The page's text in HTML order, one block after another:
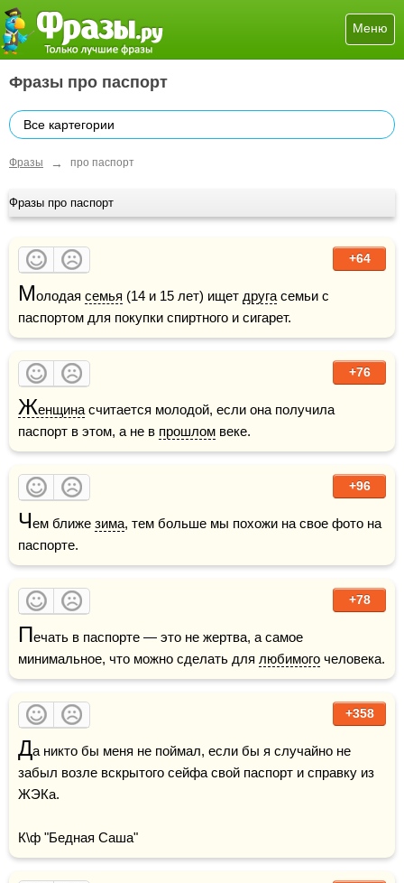
Меню
Фразы про паспорт
Все картегории
Фразы → про паспорт
Фразы про паспорт
+64
Молодая семья (14 и 15 лет) ищет друга семьи с
паспортом для покупки спиртного и сигарет.
+76
Женщина считается молодой, если она получила
паспорт в этом, а не в прошлом веке.
+96
Чем ближе зима, тем больше мы похожи на свое фото на
паспорте.
+78
Печать в паспорте — это не жертва, а самое
минимальное, что можно сделать для любимого человека.
+358
Да никто бы меня не поймал, если бы я случайно не
забыл возле вскрытого сейфа свой паспорт и справку из
ЖЭКа.
К\ф "Бедная Саша"